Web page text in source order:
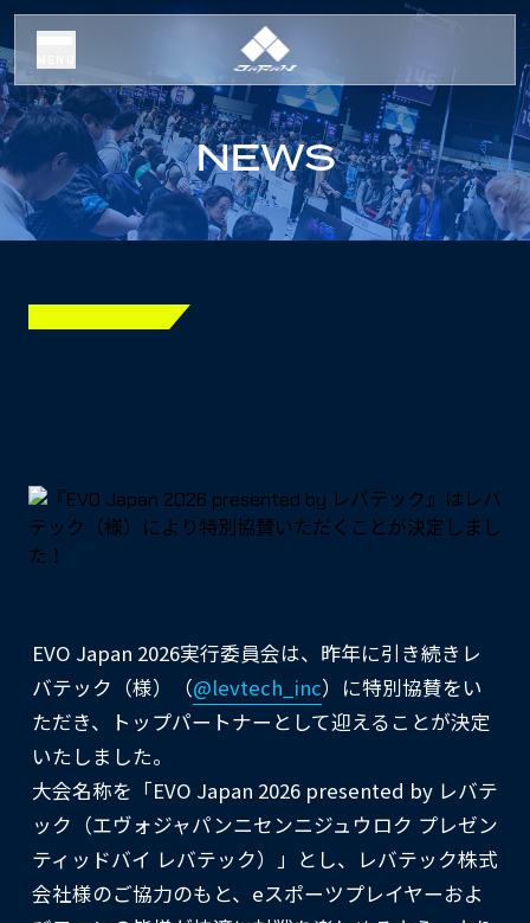
NEWS
EVO Japan 2026実行委員会は、昨年に引き続きレ
バテック（様）（@levtech_inc）に特別協賛をい
ただき、トップパートナーとして迎えることが決定
いたしました。
大会名称を「EVO Japan 2026 presented by レバテ
ック（エヴォジャパンニセンニジュウロク プレゼン
ティッドバイ レバテック）」とし、レバテック株式
会社様のご協力のもと、eスポーツプレイヤーおよ